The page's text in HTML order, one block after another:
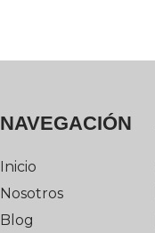
NAVEGACIÓN
Inicio
Nosotros
Blog